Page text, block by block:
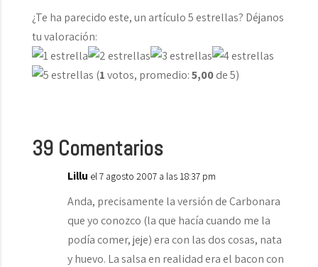
¿Te ha parecido este, un artículo 5 estrellas? Déjanos
tu valoración:
(1votos, promedio:5,00de 5)
39 Comentarios
Lillu el 7 agosto 2007 a las 18:37 pm
Anda, precisamente la versión de Carbonara
que yo conozco (la que hacía cuando me la
podía comer, jeje) era con las dos cosas, nata
y huevo. La salsa en realidad era el bacon con